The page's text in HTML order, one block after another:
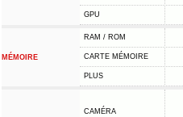
GPU
MÉMOIRE
RAM / ROM
CARTE MÉMOIRE
PLUS
CAMÉRA